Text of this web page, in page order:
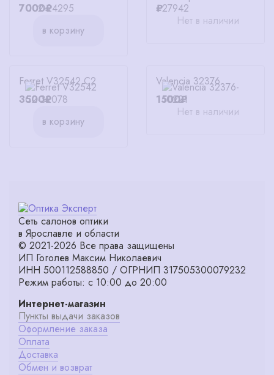
7000₽
в корзину
₽
Нет в наличии
Ferret V32542 C2
3500₽
в корзину
Valencia 32376
1500₽
Нет в наличии
Сеть салонов оптики
в Ярославле и области
© 2021-2026 Все права защищены
ИП Гоголев Максим Николаевич
ИНН 500112588850 / ОГРНИП 317505300079232
Режим работы: с 10:00 до 20:00
Интернет-магазин
Пункты выдачи заказов
Оформление заказа
Оплата
Доставка
Обмен и возврат